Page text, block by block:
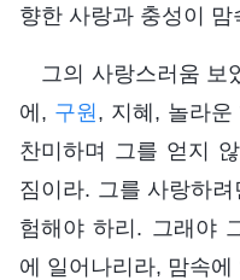
향한 사랑과 충성이
그의 사랑스러움 보
에, 구원 , 지혜, 놀라운
찬미하며 그를 얻지
짐이라. 그를 사랑하
험해야 하리. 그래야
에 일어나리라, 맘속에